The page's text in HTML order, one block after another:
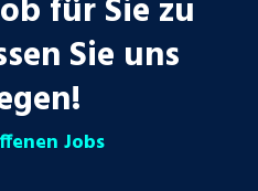
für Sie zu
Sie uns
Jobs